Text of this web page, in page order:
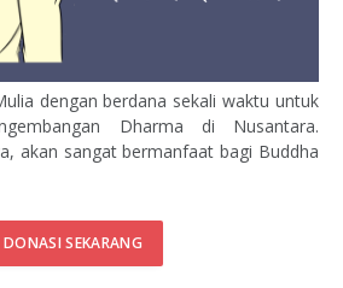
dengan berdana sekali waktu untuk
Dharma di Nusantara.
akan sangat bermanfaat bagi Buddha
DONASI SEKARANG